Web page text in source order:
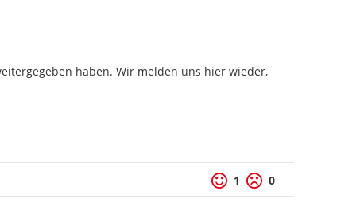
haben. Wir melden uns hier wieder,
1 0